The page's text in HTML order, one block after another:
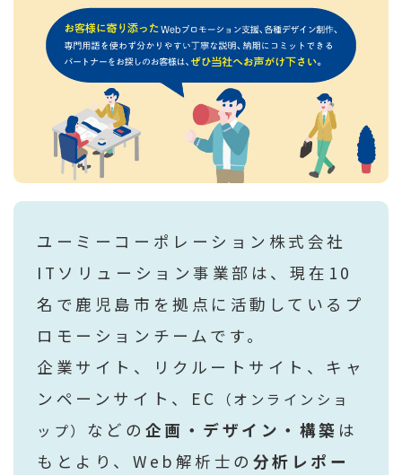
ユーミーコーポレーション株式会社
ITソリューション事業部は、現在10
名で鹿児島市を拠点に活動しているプ
ロモーションチームです。
企業サイト、リクルートサイト、キャ
ンペーンサイト、EC
（オンラインショ
ップ） などの 企画・デザイン・構築 は
もとより、Web解析士の 分析レポー